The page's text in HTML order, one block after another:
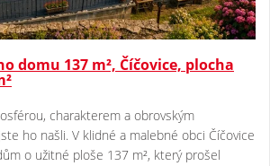
domu 137 m², Číčovice, plocha
charakterem a obrovským
ho našli. V klidné a malebné obci Číčovice
o užitné ploše 137 m², který prošel